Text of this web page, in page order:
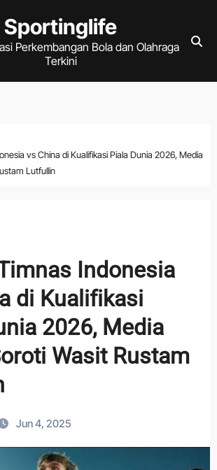
Sportinglife
Perkembangan Bola dan Olahraga
Terkini
vs China di Kualifikasi Piala Dunia 2026, Media
Lutfullin
Indonesia
di Kualifikasi
2026, Media
Wasit Rustam
Jun 4, 2025